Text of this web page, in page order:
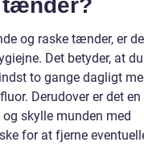
tænder?
og raske tænder, er
Det betyder, at
to gange dagligt
Derudover er det
skylle munden med
for at fjerne